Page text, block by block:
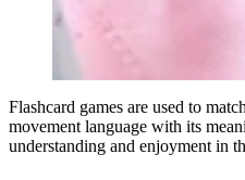
Flashcard games are used to
movement language with its
understanding and enjoyment in